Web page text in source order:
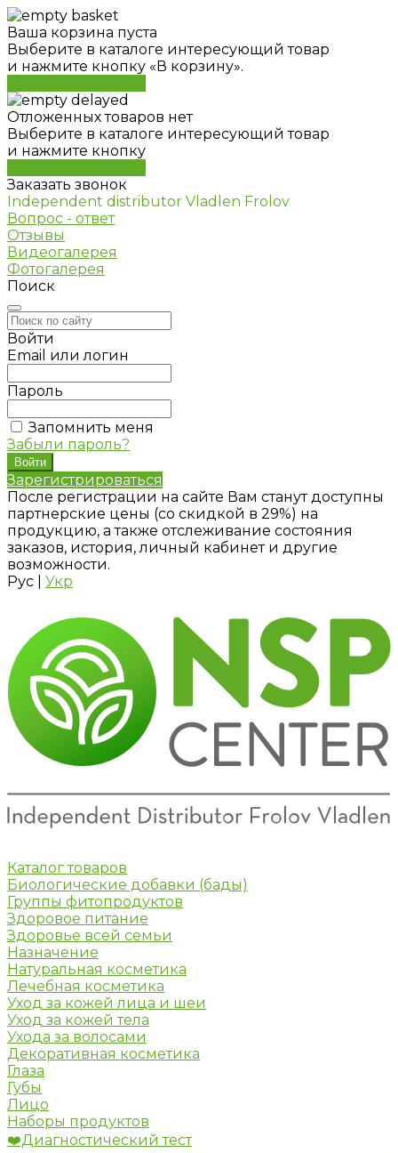
Ваша корзина пуста
Выберите в каталоге интересующий товар
и нажмите кнопку «В корзину».
Отложенных товаров нет
Выберите в каталоге интересующий товар
и нажмите кнопку
Заказать звонок
Independent distributor Vladlen Frolov
Вопрос - ответ
Отзывы
Видеогалерея
Фотогалерея
Поиск
Войти
Email или логин
Пароль
Запомнить меня
Забыли пароль?
Зарегистрироваться
После регистрации на сайте Вам станут доступны
партнерские цены (со скидкой в 29%) на
продукцию, а также отслеживание состояния
заказов, история, личный кабинет и другие
возможности.
Рус
Укр
Каталог товаров
Биологические добавки (бады)
Группы фитопродуктов
Здоровое питание
Здоровье всей семьи
Назначение
Натуральная косметика
Лечебная косметика
Уход за кожей лица и шеи
Уход за кожей тела
Ухода за волосами
Декоративная косметика
Глаза
Губы
Лицо
Наборы продуктов
❤️Диагностический тест